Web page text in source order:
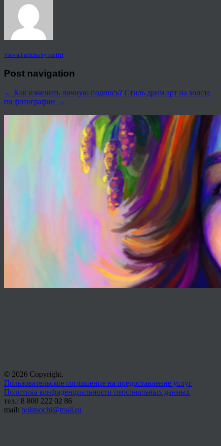
View all articles by rauffri
Post navigation
← Как изменить личную подпись? Стиль дрим арт на холсте
по фотографии →
© 2026 Copyright.
Пользовательское соглашение на предоставление услуг
Политика конфиденциальности персональных данных
тел.: 8 800 222 02 86
mail: holstsochi@mail.ru